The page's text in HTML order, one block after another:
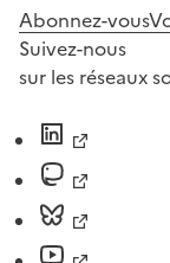
Abonnez-vous
Suivez-nous
sur les réseaux